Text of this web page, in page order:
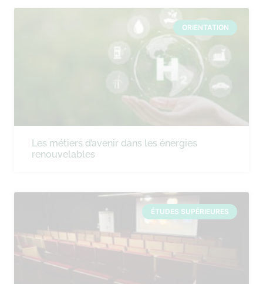
ORIENTATION
Les métiers d’avenir dans les énergies
renouvelables
ÉTUDES SUPÉRIEURES